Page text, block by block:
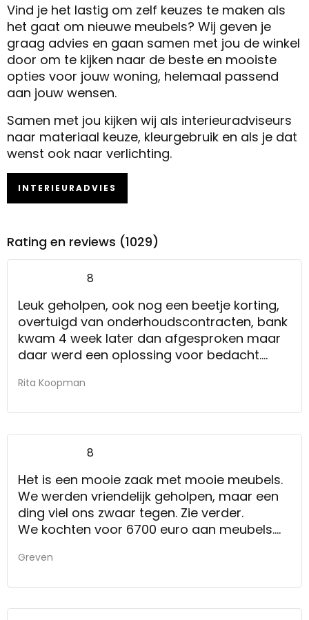
Vind je het lastig om zelf keuzes te maken als
het gaat om nieuwe meubels? Wij geven je
graag advies en gaan samen met jou de winkel
door om te kijken naar de beste en mooiste
opties voor jouw woning, helemaal passend
aan jouw wensen.
Samen met jou kijken wij als interieuradviseurs
naar materiaal keuze, kleurgebruik en als je dat
wenst ook naar verlichting.
INTERIEURADVIES
Rating en reviews (1029)
8
Leuk geholpen, ook nog een beetje korting,
overtuigd van onderhoudscontracten, bank
kwam 4 week later dan afgesproken maar
daar werd een oplossing voor bedacht.
De service
Rita Koopman
8
Het is een mooie zaak met mooie meubels.
We werden vriendelijk geholpen, maar een
ding viel ons zwaar tegen. Zie verder.
We kochten voor 6700 euro aan meubels.
maar dat kon (wilde men) niet vanwege
aanbiedingen/acties gelanceerd werden.
Greven